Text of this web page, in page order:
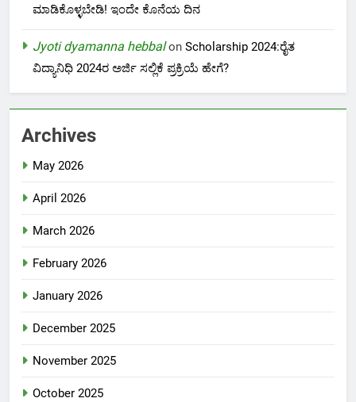
ಮಾಡಿಕೊಳ್ಳಬೇಡಿ! ಇಂದೇ ಕೊನೆಯ ದಿನ
Jyoti dyamanna hebbalon Scholarship 2024:ರೈತ
ವಿದ್ಯಾನಿಧಿ 2024ರ ಅರ್ಜಿ ಸಲ್ಲಿಕೆ ಪ್ರಕ್ರಿಯೆ ಹೇಗೆ?
Archives
May 2026
April 2026
March 2026
February 2026
January 2026
December 2025
November 2025
October 2025